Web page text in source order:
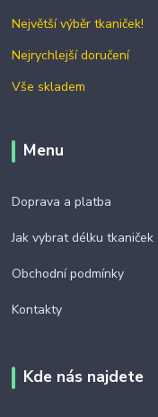
Největší výběr tkaniček!
Nejrychlejší doručení
Vše skladem
Menu
Doprava a platba
Jak vybrat délku tkaniček
Obchodní podmínky
Kontakty
Kde nás najdete